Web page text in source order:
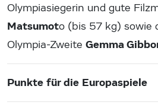
Olympiasiegerin und gute
Matsumoto (bis 57 kg) sowie
Olympia-Zweite Gemma
Punkte für die Europaspiele